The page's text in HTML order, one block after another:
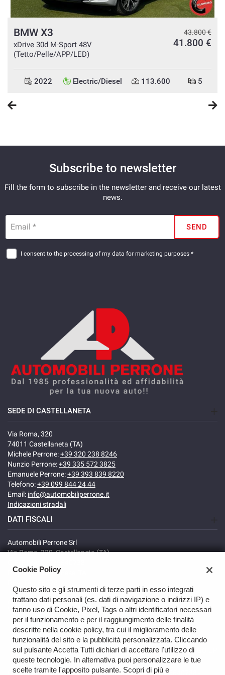
BMW X3
xDrive 30d M-Sport 48V
(Tetto/Pelle/APP/LED)
43.800 €
41.800 €
2022 Electric/Diesel 113.600 5
Subscribe to newsletter
Fill the form to subscribe in the newsletter and receive our latest
news.
Email * SEND
I consent to the processing of my data for marketing purposes *
SEDE DI CASTELLANETA
Via Roma, 320
74011 Castellaneta (TA)
Michele Perrone:+39 320 238 8246
Nunzio Perrone:+39 335 572 3825
Emanuele Perrone:+39 393 839 8220
Telefono:+39 099 844 24 44
Email: info@automobiliperrone.it
Indicazioni stradali
DATI FISCALI
Automobili Perrone Srl
Via Roma, 320, Castellaneta (TA)
Registro delle imprese: TA
Copyright © 2026 Automobili Perrone Srl - VAT 02735640738 -
Cookie Policy
Questo sito e gli strumenti di terze parti in esso integrati
trattano dati personali (es. dati di navigazione o indirizzi IP) e
fanno uso di Cookie, Pixel, Tags o altri identificatori necessari
per il funzionamento e per il raggiungimento delle finalità
descritte nella cookie policy, tra cui il miglioramento delle
funzionalità del sito e la pubblicità personalizzata. Cliccando
sul pulsante Accetta Tutti dichiari di accettare l'utilizzo di
queste tecnologie. In alternativa puoi personalizzare le tue
scelte tramite l'apposito pulsante. Scopri di più e